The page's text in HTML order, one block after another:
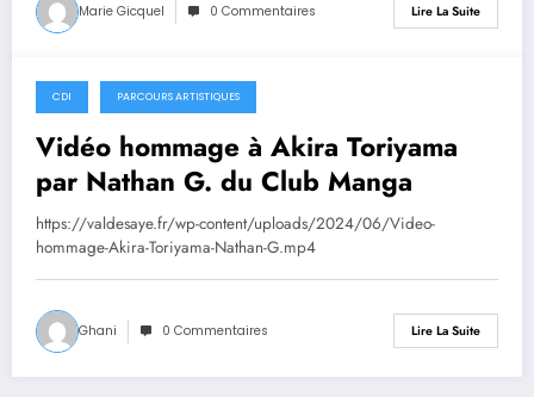
Marie Gicquel 0 Commentaires Lire La Suite
11 juin 2024
CDI PARCOURS ARTISTIQUES
Vidéo hommage à Akira Toriyama
par Nathan G. du Club Manga
https://valdesaye.fr/wp-content/uploads/2024/06/Video-
hommage-Akira-Toriyama-Nathan-G.mp4
Ghani 0 Commentaires Lire La Suite